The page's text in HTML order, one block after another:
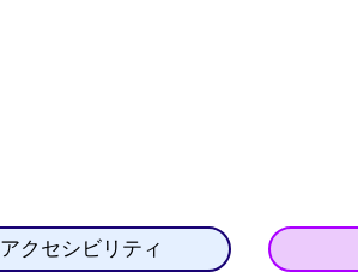
アクセシビリティ